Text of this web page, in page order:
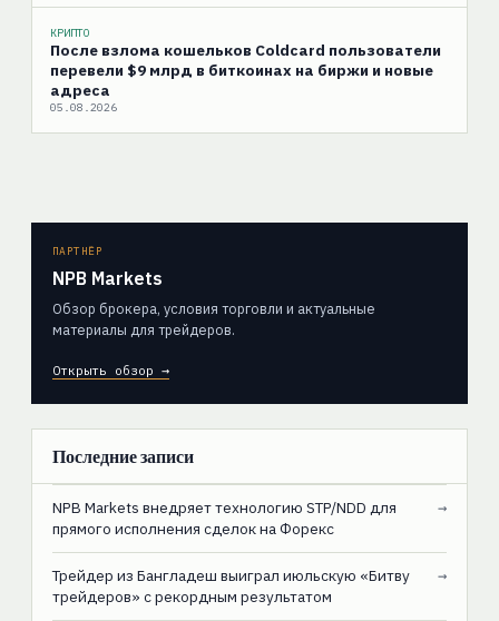
КРИПТО
После взлома кошельков Coldcard пользователи
перевели $9 млрд в биткоинах на биржи и новые
адреса
05.08.2026
ПАРТНЁР
NPB Markets
Обзор брокера, условия торговли и актуальные
материалы для трейдеров.
Открыть обзор →
Последние записи
NPB Markets внедряет технологию STP/NDD для
прямого исполнения сделок на Форекс
→
Трейдер из Бангладеш выиграл июльскую «Битву
трейдеров» с рекордным результатом
→